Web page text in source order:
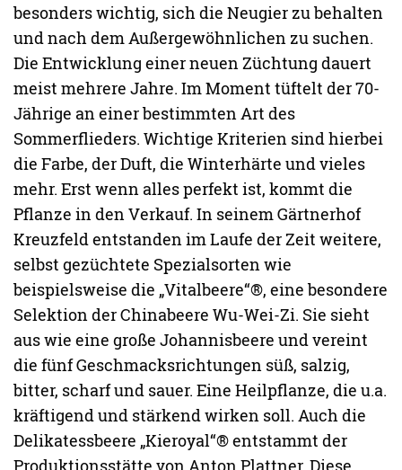
besonders wichtig, sich die Neugier zu behalten
und nach dem Außergewöhnlichen zu suchen.
Die Entwicklung einer neuen Züchtung dauert
meist mehrere Jahre. Im Moment tüftelt der 70-
Jährige an einer bestimmten Art des
Sommerflieders. Wichtige Kriterien sind hierbei
die Farbe, der Duft, die Winterhärte und vieles
mehr. Erst wenn alles perfekt ist, kommt die
Pflanze in den Verkauf. In seinem Gärtnerhof
Kreuzfeld entstanden im Laufe der Zeit weitere,
selbst gezüchtete Spezialsorten wie
beispielsweise die „Vitalbeere“®, eine besondere
Selektion der Chinabeere Wu-Wei-Zi. Sie sieht
aus wie eine große Johannisbeere und vereint
die fünf Geschmacksrichtungen süß, salzig,
bitter, scharf und sauer. Eine Heilpflanze, die u.a.
kräftigend und stärkend wirken soll. Auch die
Delikatessbeere „Kieroyal“® entstammt der
Produktionsstätte von Anton Plattner. Diese